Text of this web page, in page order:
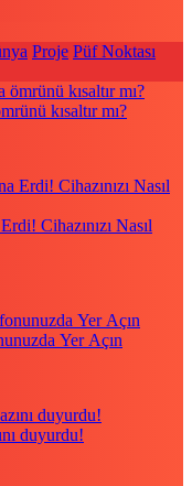
Proje Püf Noktası
kısaltır mı?
Cihazınızı Nasıl
Yer Açın
duyurdu!